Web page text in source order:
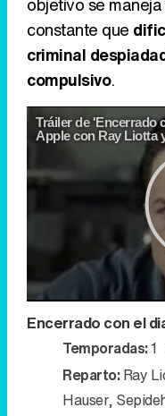
objetivo se
constante que
criminal
compulsivo.
Tráiler de 'Encerrado
Apple con Ray Liotta
Encerrado con el
Temporadas:1
Reparto: Ray
Hauser,